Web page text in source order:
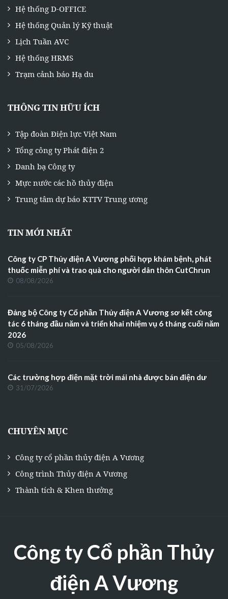
Hệ thống D-OFFICE
Hệ thống Quản lý Kỹ thuật
Lịch Tuần AVC
Hệ thống HRMS
Trạm cảnh báo Hạ du
THÔNG TIN HỮU ÍCH
Tập đoàn Điện lực Việt Nam
Tổng công ty Phát điện 2
Danh bạ Công ty
Mực nước các hồ thủy điện
Trung tâm dự báo KTTV Trung ương
TIN MỚI NHẤT
Công ty CP Thủy điện A Vương phối hợp khám bệnh, phát
thuốc miễn phí và trao quà cho người dân thôn CutChrun
08/08/2026
Đảng bộ Công ty Cổ phần Thủy điện A Vương sơ kết công
tác 6 tháng đầu năm và triển khai nhiệm vụ 6 tháng cuối năm
2026
05/08/2026
Các trường hợp điện mặt trời mái nhà được bán điện dư
31/07/2026
CHUYÊN MỤC
Công ty cổ phần thủy điện A Vương
Công trình Thủy điện A Vương
Thành tích & Khen thưởng
Công ty Cổ phần Thủy
điện A Vương